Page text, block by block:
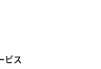
ビス